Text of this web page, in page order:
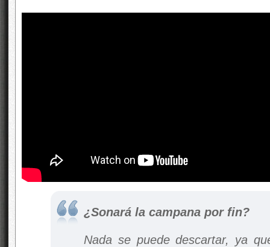
¿Sonará la campana por fin?
Nada se puede descartar, ya